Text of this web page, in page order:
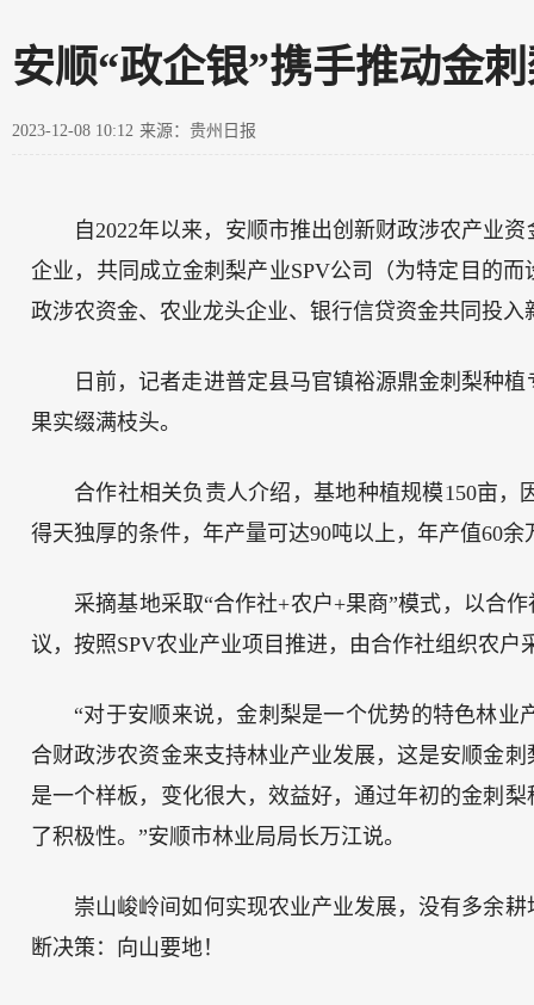
安顺“政企银”携手推动金
2023-12-08 10:12 来源：贵州日报
自2022年以来，安顺市推出创新财政涉农产业
企业，共同成立金刺梨产业SPV公司（为特定目的
政涉农资金、农业龙头企业、银行信贷资金共同投
日前，记者走进普定县马官镇裕源鼎金刺梨种
果实缀满枝头。
合作社相关负责人介绍，基地种植规模150亩
得天独厚的条件，年产量可达90吨以上，年产值60余
采摘基地采取“合作社+农户+果商”模式，以合
议，按照SPV农业产业项目推进，由合作社组织农户
“对于安顺来说，金刺梨是一个优势的特色林
合财政涉农资金来支持林业产业发展，这是安顺金
是一个样板，变化很大，效益好，通过年初的金刺
了积极性。”安顺市林业局局长万江说。
崇山峻岭间如何实现农业产业发展，没有多余
断决策：向山要地！